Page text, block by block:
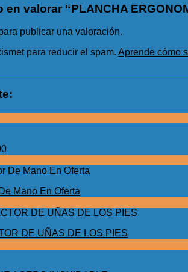
en valorar “PLANCHA
publicar una valoración.
para reducir el spam. Aprende cómo
Mano En Oferta
DE UÑAS DE LOS PIES